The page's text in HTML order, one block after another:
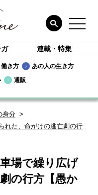
連載・特集
き方
あの人の生き方
通販
身分
れた、命がけの逃亡劇の行
場で繰り広げ
の行方【愚か